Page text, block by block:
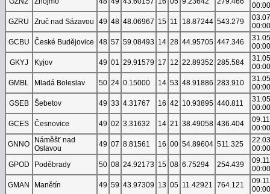
00:00
GZRU
Zruč nad Sázavou 49 48 48.06967 15 11 18.87244 543.279
00:00
GCBU
České Budějovice 48 57 59.08493 14 28 44.95705 447.346
00:00
GKYJ
Kyjov 49 01 29.91579 17 12 22.89352 285.584
00:00
GMBL
Mladá Boleslav 50 24 0.15000 14 53 48.91886 283.910
00:00
GSEB
Šebetov 49 33 4.31767 16 42 10.93895 440.811
00:00
GCES
Česnovice 49 02 3.31632 14 21 38.49058 436.404
00:00
GNNO
Náměšť nad
Oslavou
49 07 8.81561 16 00 54.89604 511.325
00:00
GPOD
Poděbrady 50 08 24.92173 15 08 6.75294 254.439
00:00
GMAN
Manětín 49 59 43.97309 13 05 11.42921 764.121
00:00